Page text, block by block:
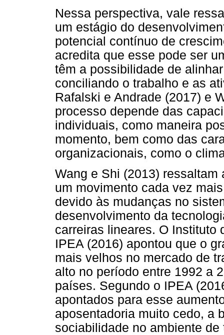
Nessa perspectiva, vale
um estágio do
potencial contínuo de
acredita que esse pode ser
têm a possibilidade de
conciliando o trabalho e as
Rafalski e Andrade (2017) e
processo depende das
individuais, como maneira
momento, bem como das
organizacionais, como o
Wang e Shi (2013)
um movimento cada vez
devido às mudanças no
desenvolvimento da
carreiras lineares. O Instituto
IPEA (2016) apontou que o
mais velhos no mercado de
alto no período entre 1992 a
países. Segundo o IPEA
apontados para esse
aposentadoria muito cedo, a
sociabilidade no ambiente de